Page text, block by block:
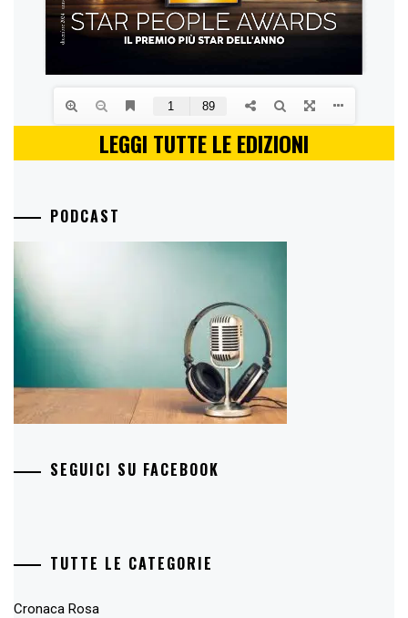
LEGGI TUTTE LE EDIZIONI
PODCAST
SEGUICI SU FACEBOOK
TUTTE LE CATEGORIE
Cronaca Rosa